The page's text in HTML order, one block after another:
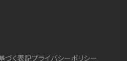
づく表記プライバシーポリシー